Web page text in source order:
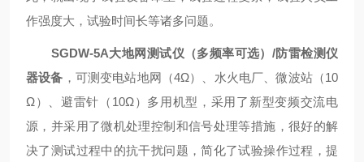
作强度大，试验时间长等诸多问题。
SGDW-5A大地网测试仪（多频率可选）/防雷检测仪
器设备 ，可测变电站地网（4Ω）、水火电厂、微波站（10
Ω）、避雷针（10Ω）多用机型，采用了新型变频交流电
源，并采用了微机处理控制和信号处理等措施，很好的解
决了测试过程中的抗干扰问题，简化了试验操作过程，提